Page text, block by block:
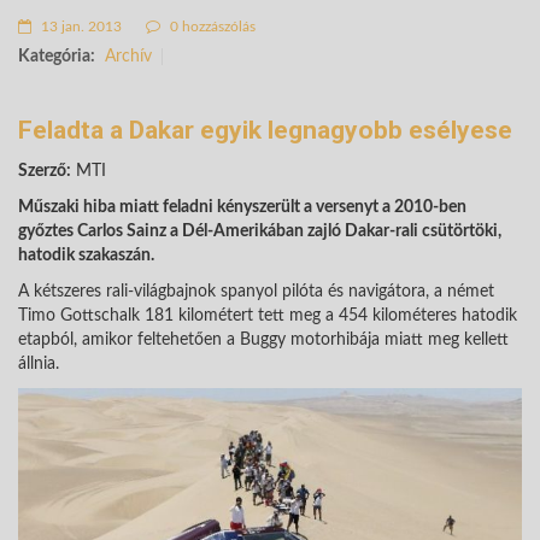
13 jan. 2013 0 hozzászólás
Kategória: Archív
Feladta a Dakar egyik legnagyobb esélyese
Szerző: MTI
Műszaki hiba miatt feladni kényszerült a versenyt a 2010-ben
győztes Carlos Sainz a Dél-Amerikában zajló Dakar-rali csütörtöki,
hatodik szakaszán.
A kétszeres rali-világbajnok spanyol pilóta és navigátora, a német
Timo Gottschalk 181 kilométert tett meg a 454 kilométeres hatodik
etapból, amikor feltehetően a Buggy motorhibája miatt meg kellett
állnia.